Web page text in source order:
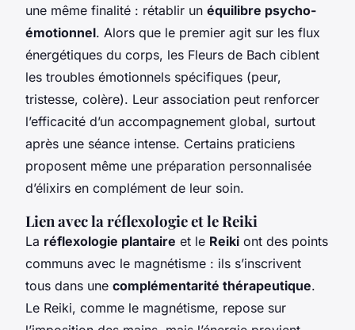
une même finalité : rétablir un équilibre psycho-
émotionnel. Alors que le premier agit sur les flux
énergétiques du corps, les Fleurs de Bach ciblent
les troubles émotionnels spécifiques (peur,
tristesse, colère). Leur association peut renforcer
l’efficacité d’un accompagnement global, surtout
après une séance intense. Certains praticiens
proposent même une préparation personnalisée
d’élixirs en complément de leur soin.
Lien avec la réflexologie et le Reiki
La réflexologie plantaire et le Reiki ont des points
communs avec le magnétisme : ils s’inscrivent
tous dans une complémentarité thérapeutique.
Le Reiki, comme le magnétisme, repose sur